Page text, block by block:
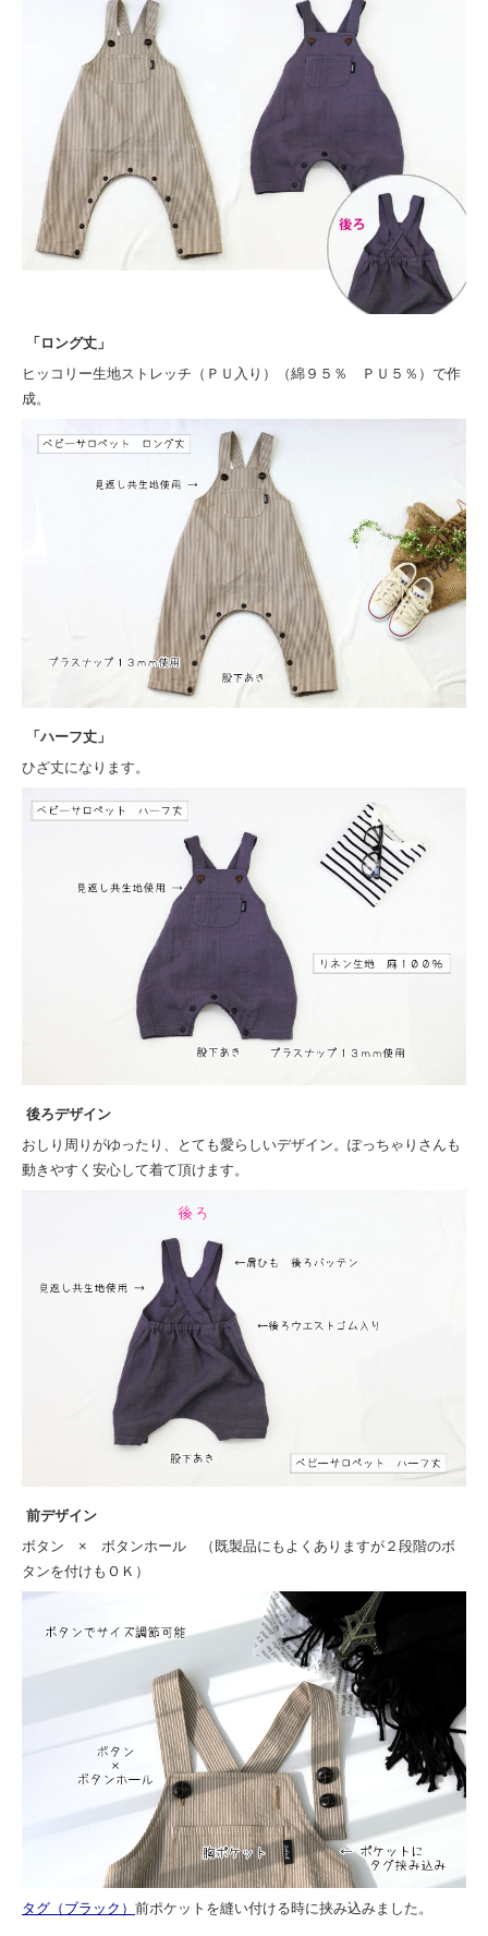
「ロング丈」
ヒッコリー生地ストレッチ（ＰＵ入り）（綿９５％ ＰＵ５％）で作
成。
「ハーフ丈」
ひざ丈になります。
後ろデザイン
おしり周りがゆったり、とても愛らしいデザイン。ぽっちゃりさんも
動きやすく安心して着て頂けます。
前デザイン
ボタン × ボタンホール （既製品にもよくありますが２段階のボ
タンを付けもＯＫ）
タグ（ブラック） 前ポケットを縫い付ける時に挟み込みました。